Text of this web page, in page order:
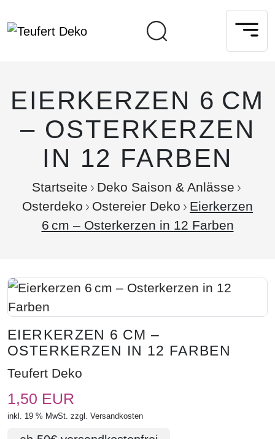
EIERKERZEN 6 CM
– OSTERKERZEN
IN 12 FARBEN
Startseite
Deko Saison & Anlässe
Osterdeko
Ostereier Deko
Eierkerzen
6 cm – Osterkerzen in 12 Farben
EIERKERZEN 6 CM –
OSTERKERZEN IN 12 FARBEN
Teufert Deko
1,50 EUR
inkl. 19 % MwSt. zzgl. Versandkosten